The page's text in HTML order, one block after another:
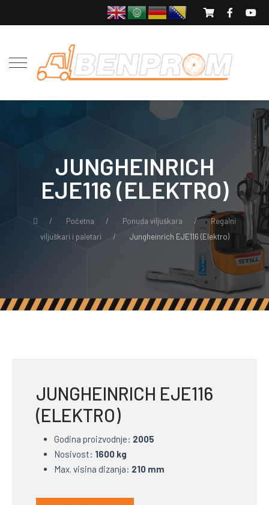
JUNGHEINRICH
EJE116 (ELEKTRO)
Početna Ponuda viljuškara
Regalni
viljuškari i paletari
Jungheinrich EJE116 (Elektro)
JUNGHEINRICH EJE116
(ELEKTRO)
Godina proizvodnje: 2005
Nosivost: 1600 kg
Max. visina dizanja: 210 mm